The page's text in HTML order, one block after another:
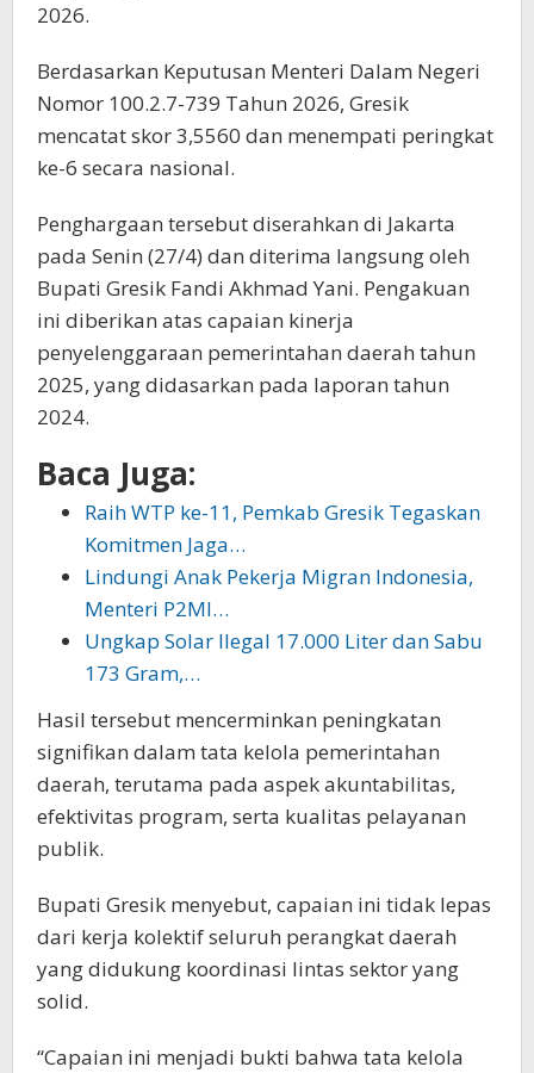
2026.
Berdasarkan Keputusan Menteri Dalam Negeri
Nomor 100.2.7-739 Tahun 2026, Gresik
mencatat skor 3,5560 dan menempati peringkat
ke-6 secara nasional.
Penghargaan tersebut diserahkan di Jakarta
pada Senin (27/4) dan diterima langsung oleh
Bupati Gresik Fandi Akhmad Yani. Pengakuan
ini diberikan atas capaian kinerja
penyelenggaraan pemerintahan daerah tahun
2025, yang didasarkan pada laporan tahun
2024.
Baca Juga:
Raih WTP ke-11, Pemkab Gresik Tegaskan
Komitmen Jaga…
Lindungi Anak Pekerja Migran Indonesia,
Menteri P2MI…
Ungkap Solar Ilegal 17.000 Liter dan Sabu
173 Gram,…
Hasil tersebut mencerminkan peningkatan
signifikan dalam tata kelola pemerintahan
daerah, terutama pada aspek akuntabilitas,
efektivitas program, serta kualitas pelayanan
publik.
Bupati Gresik menyebut, capaian ini tidak lepas
dari kerja kolektif seluruh perangkat daerah
yang didukung koordinasi lintas sektor yang
solid.
“Capaian ini menjadi bukti bahwa tata kelola